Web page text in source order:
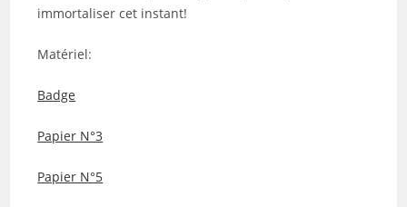
immortaliser cet instant!
Matériel:
Badge
Papier N°3
Papier N°5